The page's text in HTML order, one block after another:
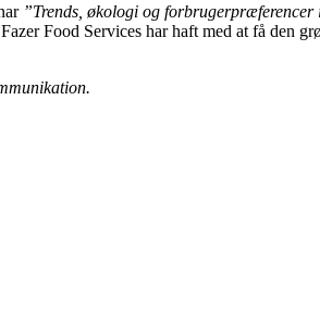
”Trends, økologi og forbrugerpræferencer
Food Services har haft med at få den